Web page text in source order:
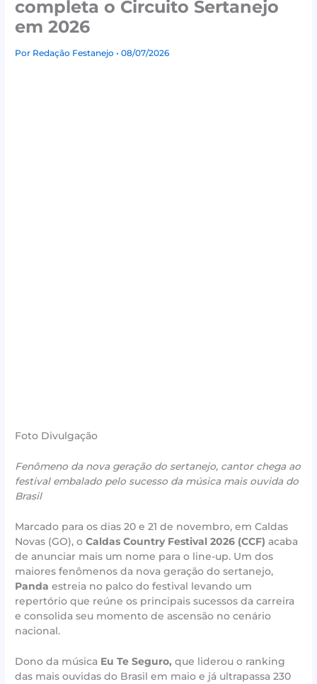
completa o Circuito Sertanejo
em 2026
Por Redação Festanejo• 08/07/2026
Foto Divulgação
Fenômeno da nova geração do sertanejo, cantor chega ao
festival embalado pelo sucesso da música mais ouvida do
Brasil
Marcado para os dias 20 e 21 de novembro, em Caldas
Novas (GO), oCaldas Country Festival 2026 (CCF) acaba
de anunciar mais um nome para o line-up. Um dos
maiores fenômenos da nova geração do sertanejo,
Panda estreia no palco do festival levando um
repertório que reúne os principais sucessos da carreira
e consolida seu momento de ascensão no cenário
nacional.
Dono da música Eu Te Seguro, que liderou o ranking
das mais ouvidas do Brasil em maio e já ultrapassa 230